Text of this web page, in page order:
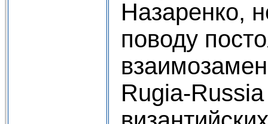
Назаренко,
поводу
Rugia-